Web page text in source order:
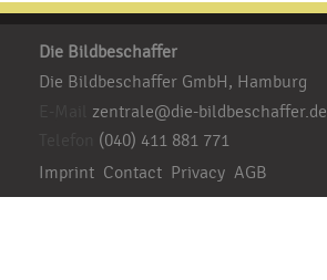
Die Bildbeschaffer
Die Bildbeschaffer GmbH, Hamburg
zentrale@die-bildbeschaffer.de
(040) 411 881 771
Imprint Contact Privacy AGB